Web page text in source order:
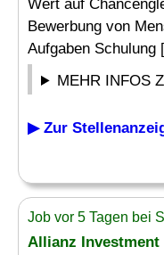
Wert auf
Bewerbung von
Aufgaben Schulung
MEHR INFOS
▶ Zur
Job vor 5 Tagen bei
Allianz Investment